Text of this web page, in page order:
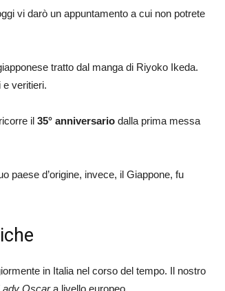
vi darò un appuntamento a cui non potrete
tratto dal manga di Riyoko Ikeda.
veritieri.
il 35° anniversario dalla prima messa
paese d’origine, invece, il Giappone, fu
in Italia nel corso del tempo. Il nostro
Oscara livello europeo.